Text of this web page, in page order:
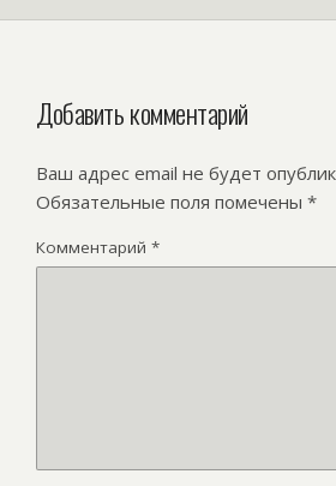
Добавить комментарий
Ваш адрес email не будет
Обязательные поля помечены *
Комментарий *